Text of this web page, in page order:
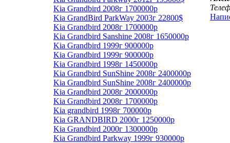
Kia Grandbird 2008г 1700000р
Kia GrandBird ParkWay 2003г 22800$
Kia Grandbird 2008г 1700000р
Kia Grandbird Sanshine 2008г 1650000р
Kia Grandbird 1999г 900000р
Kia Grandbird 1999г 900000р
Kia Grandbird 1998г 1450000р
Kia Grandbird SunShine 2008г 2400000р
Kia Grandbird SunShine 2008г 2400000р
Kia Grandbird 2008г 2000000р
Kia Grandbird 2008г 1700000р
Kia grandbird 1998г 700000р
Kia GRANDBIRD 2000г 1250000р
Kia Grandbird 2000г 1300000р
Kia Grandbird Parkway 1999г 930000р